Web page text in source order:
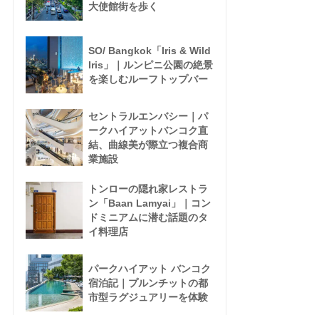
大使館街を歩く
SO/ Bangkok「Iris & Wild
Iris」｜ルンピニ公園の絶景
を楽しむルーフトップバー
セントラルエンバシー｜パ
ークハイアットバンコク直
結、曲線美が際立つ複合商
業施設
トンローの隠れ家レストラ
ン「Baan Lamyai」｜コン
ドミニアムに潜む話題のタ
イ料理店
パークハイアット バンコク
宿泊記｜プルンチットの都
市型ラグジュアリーを体験